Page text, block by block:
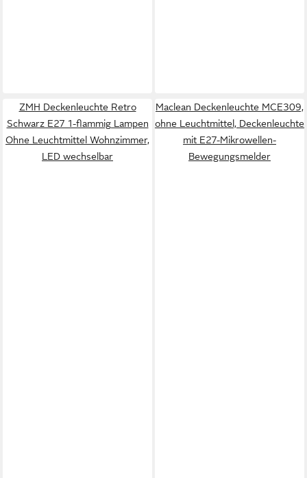
ZMH Deckenleuchte Retro
Schwarz E27 1-flammig Lampen
Ohne Leuchtmittel Wohnzimmer,
LED wechselbar
Maclean Deckenleuchte MCE309,
ohne Leuchtmittel, Deckenleuchte
mit E27-Mikrowellen-
Bewegungsmelder